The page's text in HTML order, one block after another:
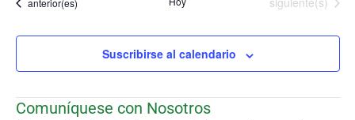
y
de
fecha.
anterior(es)
Suscribirse al calendario
Comuníquese con Nosotros